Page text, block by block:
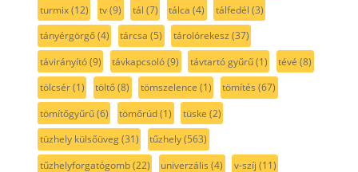
turmix(12) tv(9) tál (7) tálca (4) tálfedél (3)
tányérgörgő(4) tárcsa (5) tárolórekesz (37)
távirányító(9) távkapcsoló(9) távtartó gyűrű(1) tévé (8)
tölcsér(1) töltő(8) tömszelence (1) tömítés (67)
tömítőgyűrű(6) tömőrúd(1) tüske (2)
tüzhely külsőüveg(31) tűzhely(563)
tűzhelyforgatógomb(22) univerzális (4) v-szíj (11)